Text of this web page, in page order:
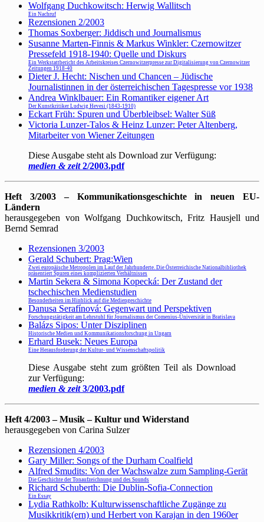
Wolfgang Duchkowitsch: Herwig Wallitsch
Ein Nachruf
Rezensionen 2/2003
Thomas Soxberger: Jiddisch und Journalismus
Susanne Marten-Finnis & Markus Winkler: Czernowitzer
Pressefeld 1918-1940: Quelle und Diskurs
Ein Werkstattbericht des Arbeitskreises Czernowitzerpresse zur Digitalisierung von Czernowitzer
Zeitungen 1918-40
Dieter J. Hecht: Nischen und Chancen – Jüdische
Journalistinnen in der österreichischen Tagespresse vor 1938
Andrea Winklbauer: Ein Romantiker eigener Art
Der Kunstkritiker Ludwig Hevesi (1843-1910)
Eckart Früh: Spuren und Überbleibsel: Walter Süß
Victoria Lunzer-Talos & Heinz Lunzer: Peter Altenberg,
Mitarbeiter von Wiener Zeitungen
Diese Ausgabe steht als Download zur Verfügung:
medien & zeit2/2003.pdf
Heft 3/2003 – Kommunikationsgeschichte in neuen EU-
Ländern
herausgegeben von Wolfgang Duchkowitsch, Fritz Hausjell und
Bernd Semrad
Rezensionen 3/2003
Gerald Schubert: Prag:Wien
Zwei europäische Metropolen im Lauf der Jahrhunderte. Die Österreichische Nationalbibliothek
präsentiert Spuren eines komplizierten Verhältnisses
Martin Sekera & Simona Kopecká: Der Zustand der
tschechischen Medienstudien
Besonderheiten im Hinblick auf die Mediengeschichte
Danusa Serafínová: Gegenwart und Perspektiven
Forschungstätigkeit am Lehrstuhl für Journalismus der Comenius-Universität in Bratislava
Balázs Sipos: Unter Disziplinen
Historische Medien und Kommunikationsforschung in Ungarn
Erhard Busek: Neues Europa
Eine Herausforderung der Kultur- und Wissenschaftspolitik
Diese Ausgabe steht zum größten Teil als Download
zur Verfügung:
medien & zeit3/2003.pdf
Heft 4/2003 – Musik – Kultur und Widerstand
herausgegeben von Carina Sulzer
Rezensionen 4/2003
Gary Miller: Songs of the Durham Coalfield
Alfred Smudits: Von der Wachswalze zum Sampling-Gerät
Die Geschichte der Tonaufzeichnung und des Sounds
Richard Schuberth: Die Dublin-Sofia-Connection
Ein Essay
Lydia Rathkolb: Kulturwissenschaftliche Zugänge zu
Musikkritik(ern) und Herbert von Karajan in den 1960er